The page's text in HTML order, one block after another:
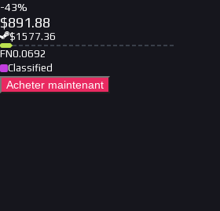
-43%
$891.88
$1577.36
FN0.0692
Classified
Acheter maintenant